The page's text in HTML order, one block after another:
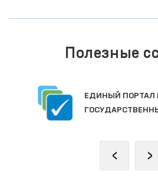
Полезные
ЕДИНЫЙ ПОРТАЛ
ГОСУДАРСТВЕННЫХ УСЛУГ
‹ ›